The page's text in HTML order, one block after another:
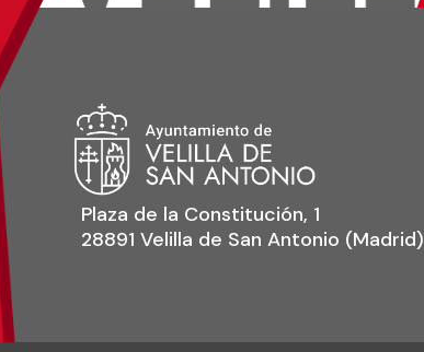
Plaza de la Constitución, 1
28891 Velilla de San Antonio (Madrid)